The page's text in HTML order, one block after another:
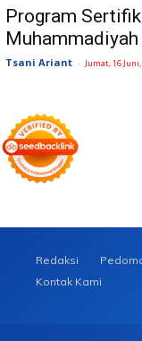
Program
Tsani Ariant - Jumat, 16
Redaksi
Kontak Kami